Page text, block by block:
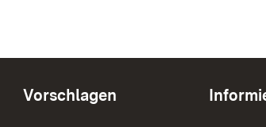
Vorschlagen